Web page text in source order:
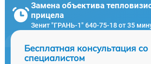
Замена объектива
прицела
Зенит "ГРАНЬ-1" 640-75-18 от 35
Бесплатная консультация со
специалистом